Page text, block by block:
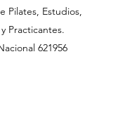
Pilates, Estudios,
Practicantes.
621956